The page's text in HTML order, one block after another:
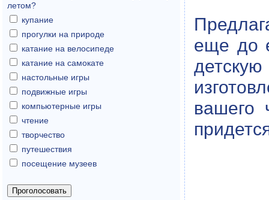
еще до
вашего
летом?
купание
прогулки на природе
катание на велосипеде
катание на самокате
настольные игры
подвижные игры
компьютерные игры
чтение
творчество
путешествия
посещение музеев